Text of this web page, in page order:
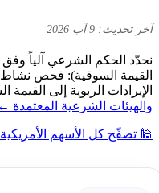
آخر تحديث: 9 آب 2026
القيمة السوقية): فحص نشاط
الإيرادات الربوية إلى
والهيئات الشرعية المعتمدة ←
🕌 تصفّح كل الأسهم الأمريكية